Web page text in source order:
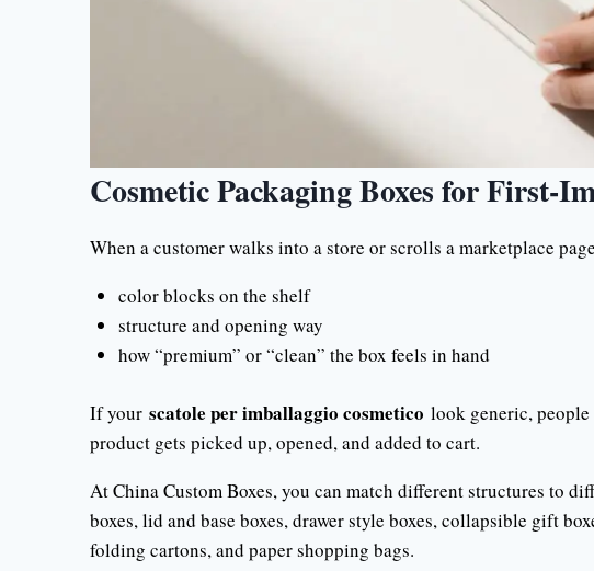
Cosmetic Packaging Boxes for First-
When a customer walks into a store or scrolls a marketplace
color blocks on the shelf
structure and opening way
how “premium” or “clean” the box feels in hand
If your scatole per imballaggio cosmetico look generic,
product gets picked up, opened, and added to cart.
At China Custom Boxes, you can match different structures to
boxes, lid and base boxes, drawer style boxes, collapsible gift
folding cartons, and paper shopping bags.